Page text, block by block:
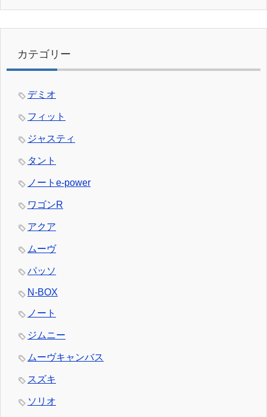
カテゴリー
デミオ
フィット
ジャスティ
タント
ノートe-power
ワゴンR
アクア
ムーヴ
パッソ
N-BOX
ノート
ジムニー
ムーヴキャンバス
スズキ
ソリオ